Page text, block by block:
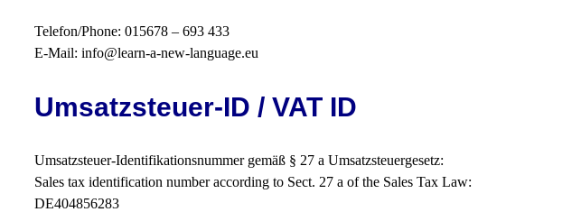
Telefon/Phone: 015678 – 693 433
E-Mail: info@learn-a-new-language.eu
Umsatzsteuer-ID / VAT ID
Umsatzsteuer-Identifikationsnummer gemäß § 27 a Umsatzsteuergesetz:
Sales tax identification number according to Sect. 27 a of the Sales Tax Law:
DE404856283